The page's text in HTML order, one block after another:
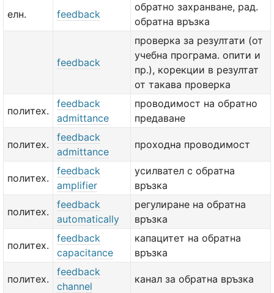
елн. feedback
обратно захранване, рад.
обратна връзка
feedback
проверка за резултати (от
учебна програма. опити и
пр.), корекции в резултат
от такава проверка
политех.
feedback
admittance
проводимост на обратно
предаване
политех.
feedback
admittance
проходна проводимост
политех.
feedback
amplifier
усилвател с обратна
връзка
политех.
feedback
automatically
регулиране на обратна
връзка
политех.
feedback
capacitance
капацитет на обратна
връзка
политех.
feedback
channel
канал за обратна връзка